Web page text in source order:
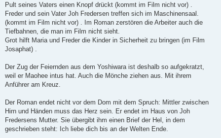
Pult seines Vaters einen Knopf drückt (kommt im Film nicht vor) .
Freder und sein Vater Joh Fredersen treffen sich im Maschinensaal.
(kommt im Film nicht vor) . Im Roman zerstören die Arbeiter auch die
Tiefbahnen, die man im Film nicht sieht.
Grot hilft Maria und Freder die Kinder in Sicherheit zu bringen (im Film
Josaphat) .
Der Zug der Feiernden aus dem Yoshiwara ist deshalb so aufgekratzt,
weil er Maohee intus hat. Auch die Mönche ziehen aus. Mit ihrem
Anführer am Kreuz.
Der Roman endet nicht vor dem Dom mit dem Spruch: Mittler zwischen
Hirn und Händen muss das Herz sein. Er endet im Haus von Joh
Fredersens Mutter. Sie übergibt ihm einen Brief der Hel, in dem
geschrieben steht: Ich liebe dich bis an der Welten Ende.